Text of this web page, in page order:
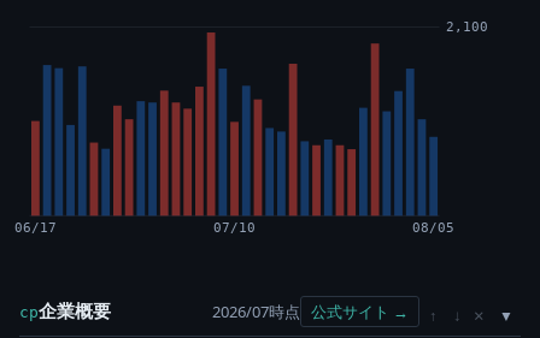
2,100
06/17 07/10 08/05
cp企業概要 2026/07時点 公式サイト → ↑ ↓ ×